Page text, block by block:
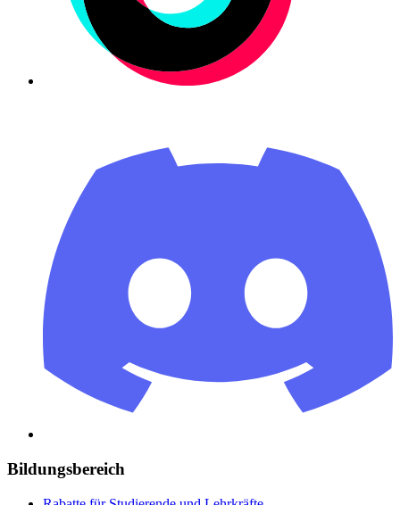
Bildungsbereich